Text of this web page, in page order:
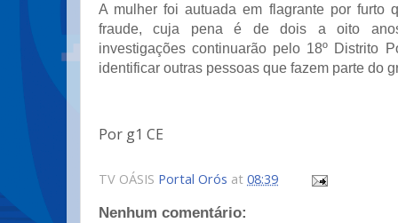
A mulher foi autuada em flagrante por furto
fraude, cuja pena é de dois a oito
investigações continuarão pelo 18º Distrito
identificar outras pessoas que fazem parte do
Por g1 CE
TV OÁSIS Portal Orós at 08:39
Nenhum comentário: